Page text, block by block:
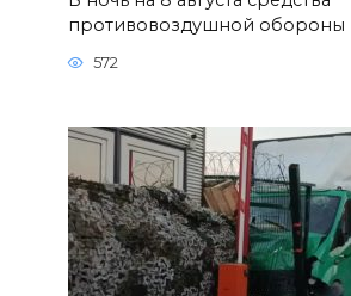
противовоздушной обороны
572